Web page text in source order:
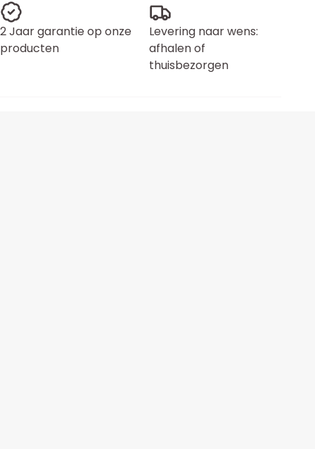
2 Jaar garantie op onze
producten
Levering naar wens:
afhalen of
thuisbezorgen